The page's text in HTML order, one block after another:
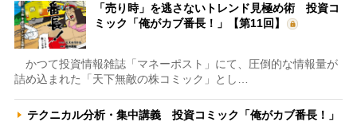
「売り時」を逃さないトレンド見極め術 投資コ
ミック「俺がカブ番長！」【第11回】
かつて投資情報雑誌「マネーポスト」にて、圧倒的な情報量が
詰め込まれた「天下無敵の株コミック」とし…
テクニカル分析・集中講義 投資コミック「俺がカブ番長！」